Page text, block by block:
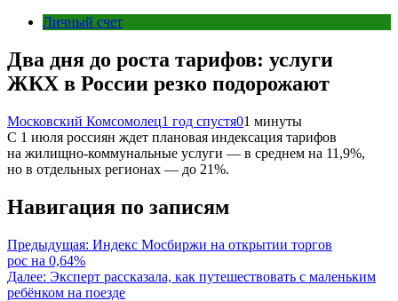
Личный счет
Два дня до роста тарифов: услуги
ЖКХ в России резко подорожают
Московский Комсомолец1 год спустя01 минуты
С 1 июля россиян ждет плановая индексация тарифов
на жилищно-коммунальные услуги — в среднем на 11,9%,
но в отдельных регионах — до 21%.
Навигация по записям
Предыдущая: Индекс Мосбиржи на открытии торгов
рос на 0,64%
Далее: Эксперт рассказала, как путешествовать с маленьким
ребёнком на поезде